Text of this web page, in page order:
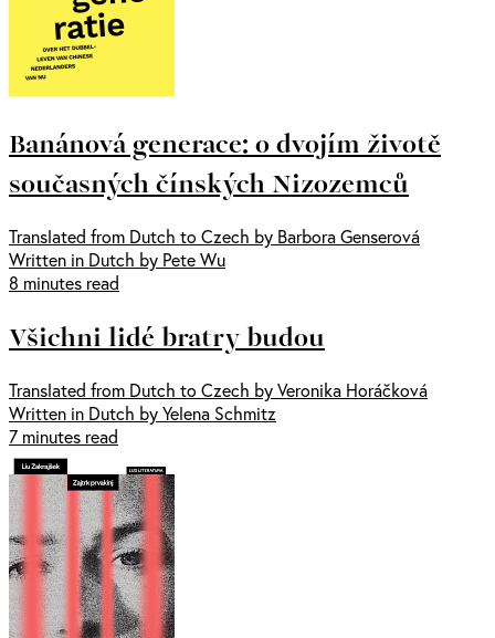
Banánová generace: o dvojím životě
současných čínských Nizozemců
Translated from Dutch to Czech by Barbora Genserová
Written in Dutch by Pete Wu
8 minutes read
Všichni lidé bratry budou
Translated from Dutch to Czech by Veronika Horáčková
Written in Dutch by Yelena Schmitz
7 minutes read